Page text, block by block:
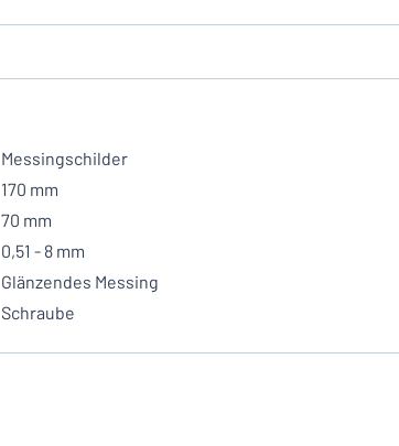
Messingschilder
170 mm
70 mm
0,51 - 8 mm
Glänzendes Messing
Schraube